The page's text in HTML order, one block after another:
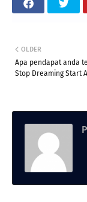
OLDER
Apa pendapat anda
Stop Dreaming Start